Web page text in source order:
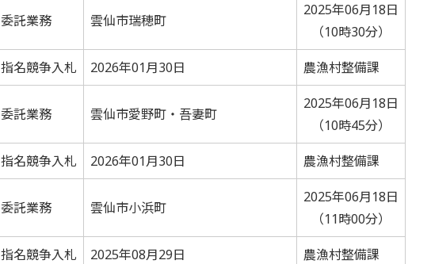
委託業務 雲仙市瑞穂町
2025年06月18日
（10時30分）
指名競争入札 2026年01月30日 農漁村整備課
委託業務 雲仙市愛野町・吾妻町
2025年06月18日
（10時45分）
指名競争入札 2026年01月30日 農漁村整備課
委託業務 雲仙市小浜町
2025年06月18日
（11時00分）
指名競争入札 2025年08月29日 農漁村整備課